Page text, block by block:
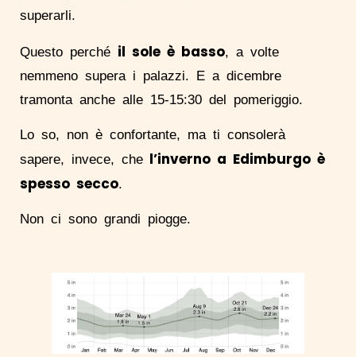
superarli.
Questo perché il sole è basso, a volte
nemmeno supera i palazzi. E a dicembre
tramonta anche alle 15-15:30 del pomeriggio.
Lo so, non è confortante, ma ti consolerà
sapere, invece, che l’inverno a Edimburgo è
spesso secco.
Non ci sono grandi piogge.